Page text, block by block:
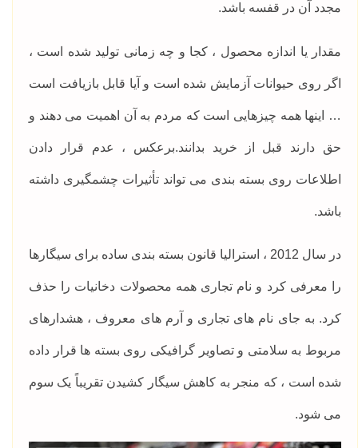
مجدد آن در قفسه باشد.
مقدار یا اندازه محصول ، کجا و چه زمانی تولید شده است ،
اگر روی حیوانات آزمایش شده است و آیا قابل بازیافت است
… اینها همه چیزهایی است که مردم به آن اهمیت می دهند و
حق دارند قبل از خرید بدانند.برعکس ، عدم قرار دادن
اطلاعات روی بسته بندی می تواند تأثیرات چشمگیری داشته
باشد.
در سال 2012 ، استرالیا قانون بسته بندی ساده برای سیگارها
را معرفی کرد و نام تجاری همه محصولات دخانیات را حذف
کرد. به جای نام های تجاری و آرم های معروف ، هشدارهای
مربوط به سلامتی و تصاویر گرافیکی روی بسته ها قرار داده
شده است ، که منجر به کاهش سیگار کشیدن تقریباً یک سوم
می شود.